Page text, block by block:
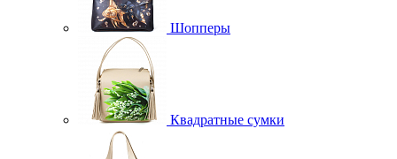
Шопперы
Квадратные сумки